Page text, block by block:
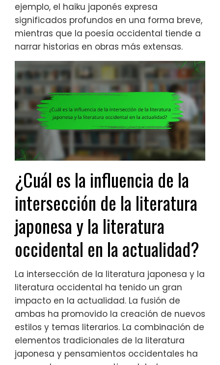
ejemplo, el haiku japonés expresa
significados profundos en una forma breve,
mientras que la poesía occidental tiende a
narrar historias en obras más extensas.
¿Cuál es la influencia de la
intersección de la literatura
japonesa y la literatura
occidental en la actualidad?
La intersección de la literatura japonesa y la
literatura occidental ha tenido un gran
impacto en la actualidad. La fusión de
ambas ha promovido la creación de nuevos
estilos y temas literarios. La combinación de
elementos tradicionales de la literatura
japonesa y pensamientos occidentales ha